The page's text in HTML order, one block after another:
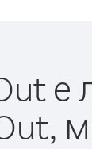
е